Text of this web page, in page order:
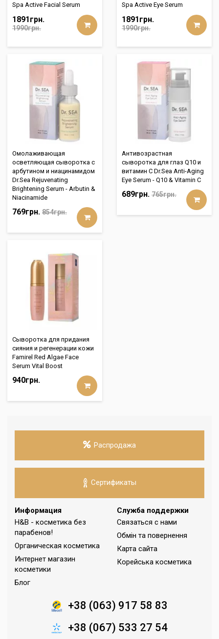
Spa Active Facial Serum
1891грн.
1990грн.
Spa Active Eye Serum
1891грн.
1990грн.
Омолаживающая
осветляющая сыворотка с
арбутином и ниацинамидом
Dr.Sea Rejuvenating
Brightening Serum - Arbutin &
Niacinamide
769грн. 854грн.
Антивозрастная
сыворотка для глаз Q10 и
витамин С Dr.Sea Anti-Aging
Eye Serum - Q10 & Vitamin C
689грн. 765грн.
Сыворотка для придания
сияния и регенерации кожи
Famirel Red Algae Face
Serum Vital Boost
940грн.
Распродажа
Сертификаты
Информация
H&B - косметика без
парабенов!
Органическая косметика
Интернет магазин
косметики
Блог
Служба поддержки
Связаться с нами
Обмін та повернення
Карта сайта
Корейська косметика
+38 (063) 917 58 83
+38 (067) 533 27 54